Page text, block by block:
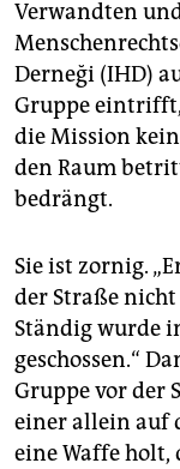
Verwandten
Derneği (IHD)
Gruppe eintrifft,
die Mission
den Raum
bedrängt.
Sie ist zornig.
der Straße nicht
Ständig wurde
geschossen.“
Gruppe vor der
einer allein auf
eine Waffe holt,